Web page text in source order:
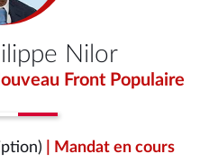
Nilor
Front Populaire
| Mandat en cours